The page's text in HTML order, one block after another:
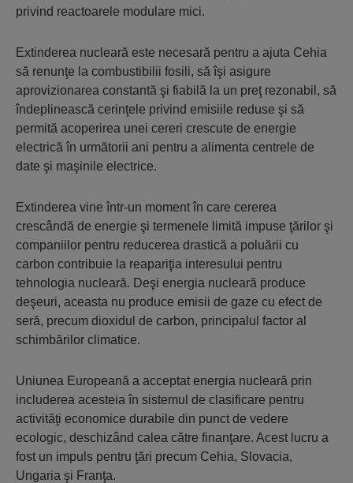
privind reactoarele modulare mici.
Extinderea nucleară este necesară pentru a ajuta Cehia
să renunţe la combustibilii fosili, să îşi asigure
aprovizionarea constantă şi fiabilă la un preţ rezonabil, să
îndeplinească cerinţele privind emisiile reduse şi să
permită acoperirea unei cereri crescute de energie
electrică în următorii ani pentru a alimenta centrele de
date şi maşinile electrice.
Extinderea vine într-un moment în care cererea
crescândă de energie şi termenele limită impuse ţărilor şi
companiilor pentru reducerea drastică a poluării cu
carbon contribuie la reapariţia interesului pentru
tehnologia nucleară. Deşi energia nucleară produce
deşeuri, aceasta nu produce emisii de gaze cu efect de
seră, precum dioxidul de carbon, principalul factor al
schimbărilor climatice.
Uniunea Europeană a acceptat energia nucleară prin
includerea acesteia în sistemul de clasificare pentru
activităţi economice durabile din punct de vedere
ecologic, deschizând calea către finanţare. Acest lucru a
fost un impuls pentru ţări precum Cehia, Slovacia,
Ungaria şi Franţa.